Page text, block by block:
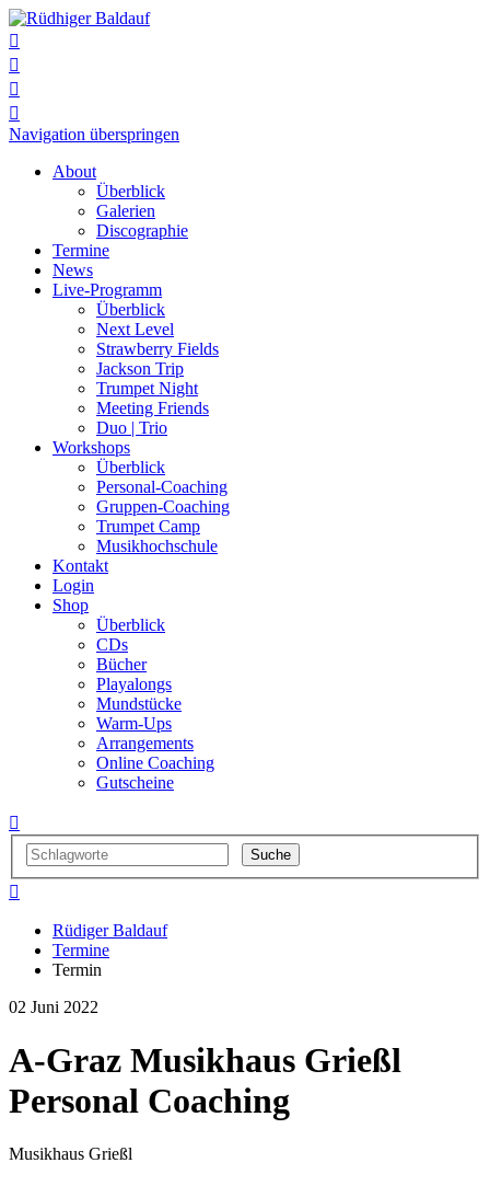




Navigation überspringen
About
Überblick
Galerien
Discographie
Termine
News
Live-Programm
Überblick
Next Level
Strawberry Fields
Jackson Trip
Trumpet Night
Meeting Friends
Duo | Trio
Workshops
Überblick
Personal-Coaching
Gruppen-Coaching
Trumpet Camp
Musikhochschule
Kontakt
Login
Shop
Überblick
CDs
Bücher
Playalongs
Mundstücke
Warm-Ups
Arrangements
Online Coaching
Gutscheine


Rüdiger Baldauf
Termine
Termin
02 Juni 2022
A-Graz Musikhaus Grießl
Personal Coaching
Musikhaus Grießl